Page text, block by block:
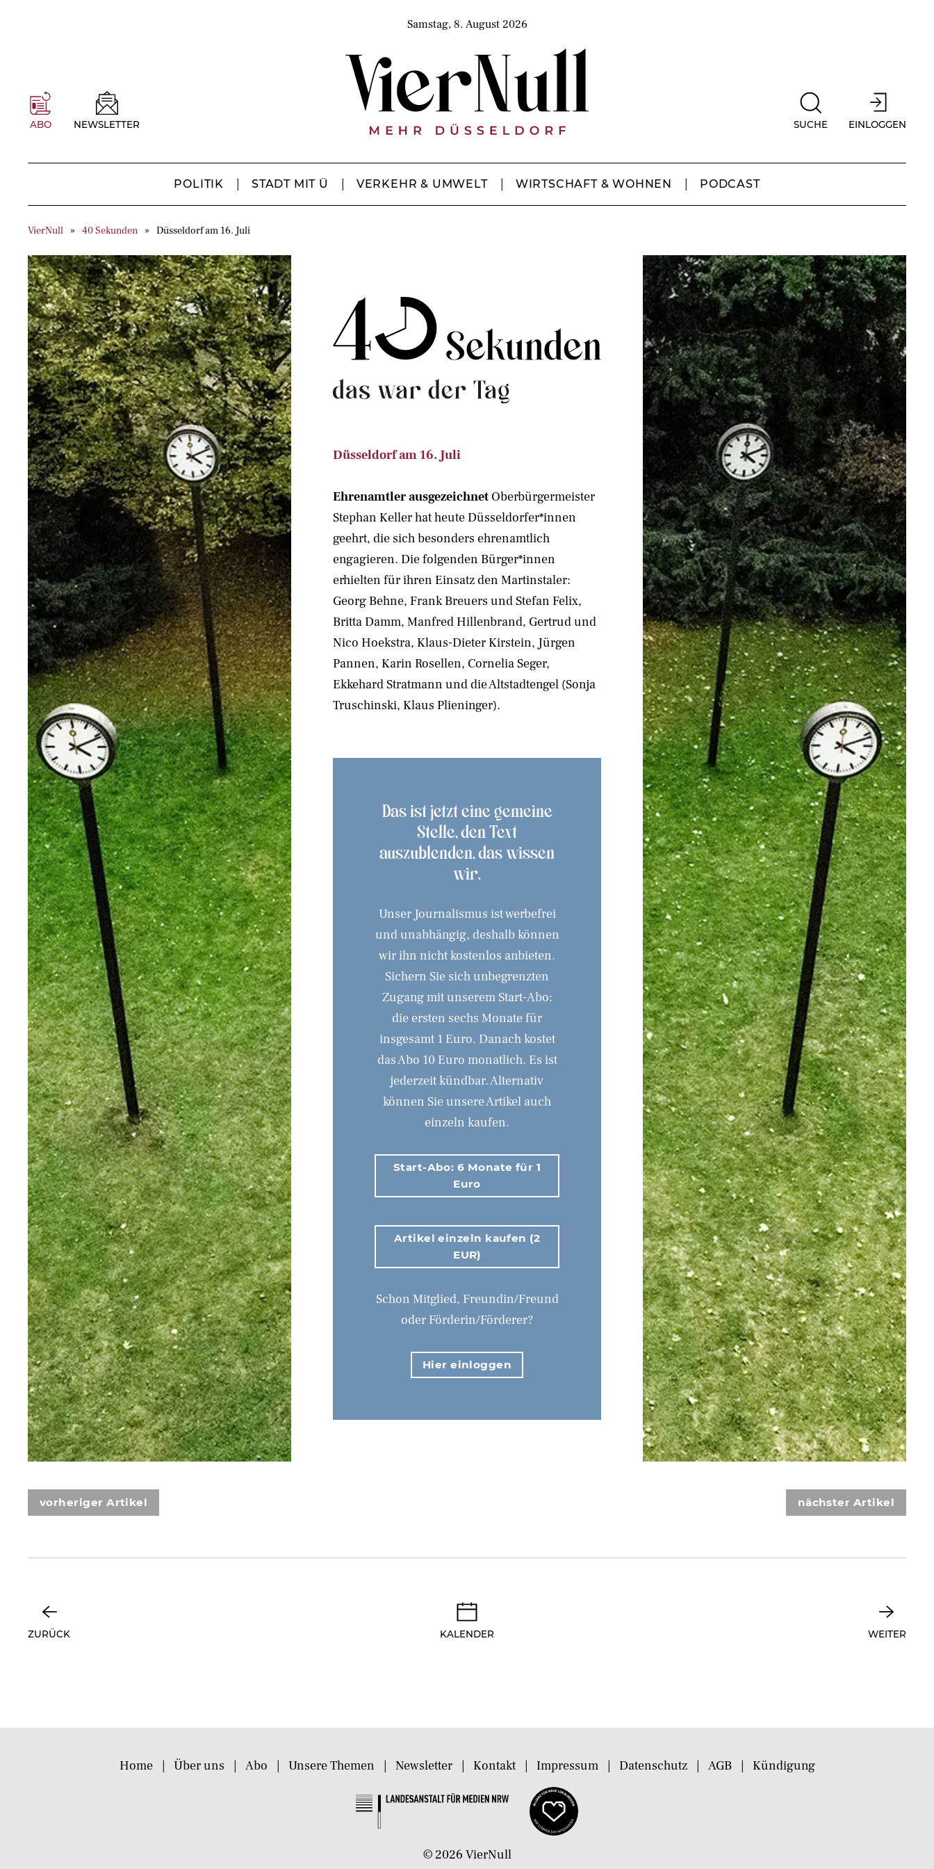
Samstag, 8. August 2026
ABO NEWSLETTER SUCHE EINLOGGEN
POLITIK STADT MIT Ü VERKEHR & UMWELT WIRTSCHAFT & WOHNEN PODCAST
VierNull 40 Sekunden Düsseldorf am 16. Juli
Düsseldorf am 16. Juli
Ehrenamtler ausgezeichnet Oberbürgermeister
Stephan Keller hat heute Düsseldorfer*innen
geehrt, die sich besonders ehrenamtlich
engagieren. Die folgenden Bürger*innen
erhielten für ihren Einsatz den Martinstaler:
Georg Behne, Frank Breuers und Stefan Felix,
Britta Damm, Manfred Hillenbrand, Gertrud und
Nico Hoekstra, Klaus-Dieter Kirstein, Jürgen
Pannen, Karin Rosellen, Cornelia Seger,
Ekkehard Stratmann und die Altstadtengel (Sonja
Truschinski, Klaus Plieninger).
Das ist jetzt eine gemeine
Stelle, den Text
auszublenden, das wissen
wir.
Unser Journalismus ist werbefrei
und unabhängig, deshalb können
wir ihn nicht kostenlos anbieten.
Sichern Sie sich unbegrenzten
Zugang mit unserem Start-Abo:
die ersten sechs Monate für
insgesamt 1 Euro. Danach kostet
das Abo 10 Euro monatlich. Es ist
jederzeit kündbar. Alternativ
können Sie unsere Artikel auch
einzeln kaufen.
Start-Abo: 6 Monate für 1
Euro
Artikel einzeln kaufen (2
EUR)
Schon Mitglied, Freundin/Freund
oder Förderin/Förderer?
Hier einloggen
vorheriger Artikel nächster Artikel
ZURÜCK KALENDER WEITER
Home Über uns Abo Unsere Themen Newsletter Kontakt Impressum Datenschutz AGB Kündigung
© 2026 VierNull